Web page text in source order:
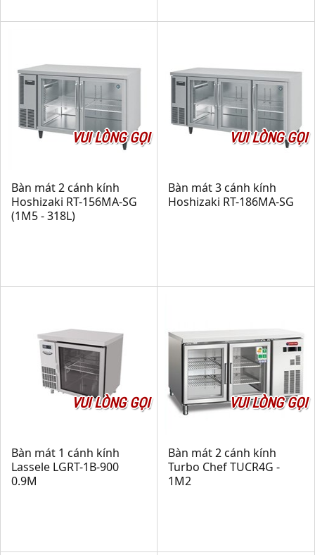
VUI LÒNG GỌI
Bàn mát 2 cánh kính
Hoshizaki RT-156MA-SG
(1M5 - 318L)
VUI LÒNG GỌI
Bàn mát 3 cánh kính
Hoshizaki RT-186MA-SG
VUI LÒNG GỌI
Bàn mát 1 cánh kính
Lassele LGRT-1B-900
0.9M
VUI LÒNG GỌI
Bàn mát 2 cánh kính
Turbo Chef TUCR4G -
1M2